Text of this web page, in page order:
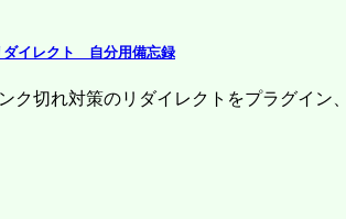
ダイレクト 自分用備忘録
ク切れ対策のリダイレクトをプラグイン